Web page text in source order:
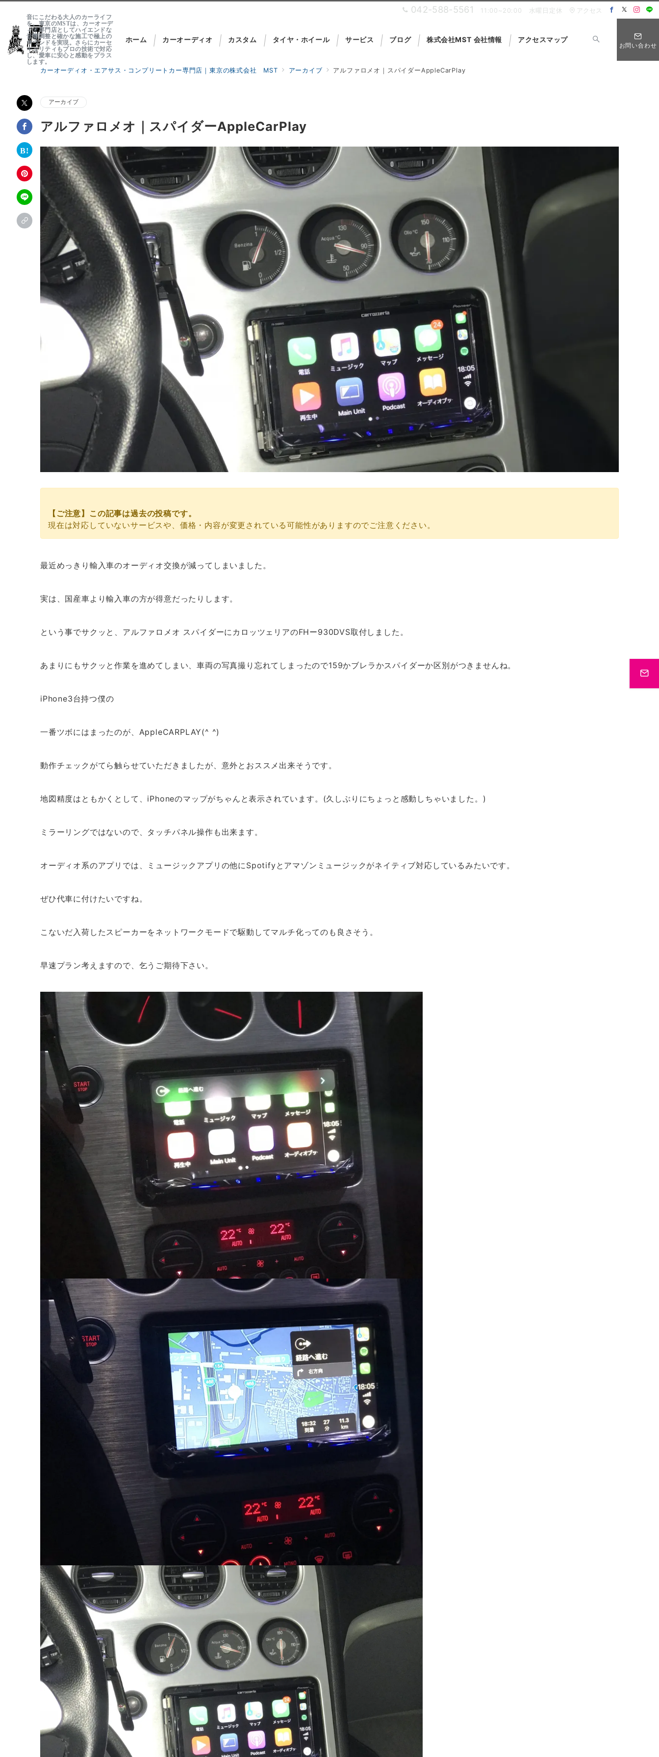
042-588-5561 11:00~20:00 水曜日定休 アクセス
音にこだわる大人のカーライフ
を。東京のMSTは、カーオーデ
ィオ専門店としてハイエンドな
音響調整と確かな施工で極上の
サウンドを実現。さらにカーセ
キュリティもプロの技術で対応
し、愛車に安心と感動をプラス
します。
ホーム カーオーディオ カスタム タイヤ・ホイール サービス ブログ 株式会社MST 会社情報 アクセスマップ
お問い合わせ
カーオーディオ・エアサス・コンプリートカー専門店｜東京の株式会社 MST アーカイブ アルファロメオ｜スパイダーAppleCarPlay
アーカイブ
アルファロメオ｜スパイダーAppleCarPlay
【ご注意】この記事は過去の投稿です。
現在は対応していないサービスや、価格・内容が変更されている可能性がありますのでご注意ください。
最近めっきり輸入車のオーディオ交換が減ってしまいました。
実は、国産車より輸入車の方が得意だったりします。
という事でサクッと、アルファロメオ スパイダーにカロッツェリアのFHー930DVS取付しました。
あまりにもサクッと作業を進めてしまい、車両の写真撮り忘れてしまったので159かブレラかスパイダーか区別がつきませんね。
iPhone3台持つ僕の
一番ツボにはまったのが、AppleCARPLAY(^ ^)
動作チェックがてら触らせていただきましたが、意外とおススメ出来そうです。
地図精度はともかくとして、iPhoneのマップがちゃんと表示されています。(久しぶりにちょっと感動しちゃいました。)
ミラーリングではないので、タッチパネル操作も出来ます。
オーディオ系のアプリでは、ミュージックアプリの他にSpotifyとアマゾンミュージックがネイティブ対応しているみたいです。
ぜひ代車に付けたいですね。
こないだ入荷したスピーカーをネットワークモードで駆動してマルチ化ってのも良さそう。
早速プラン考えますので、乞うご期待下さい。
各セクション毎に専門ブランドを立ち上げプロショップを運営しており
MST Customs
カスタマイズプロショップ
エアサス、ホイールをはじめ様々なカスタマイズを行う
プロショップブランド
Car Security Pro Shop
カーセキュリティ
MSTでは、大切な愛車を盗難イタズラから守るカーセキ
ュリティに力を入れております。
オンライン見積り
その場で概算金額がわかります。
ご来店頂かなくても、オンライン見積りが可能です。